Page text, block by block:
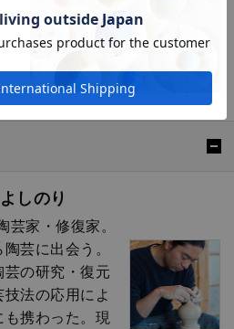
しのり
家・修復家。
芸に出会う。
の研究・復元
法の応用によ
携わった。現